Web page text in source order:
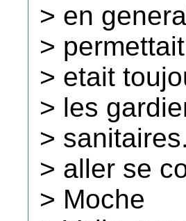
> en
>
> etait
> les
>
> aller se
> Moche